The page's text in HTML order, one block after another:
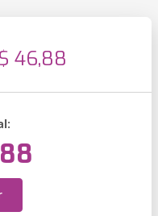
46,88